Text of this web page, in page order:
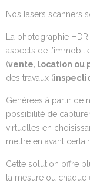
Nos lasers scanners
La photographie
aspects de
(vente, location ou
des travaux (
Générées à partir de
possibilité de
virtuelles en
mettre en avant
Cette solution offre
la mesure ou